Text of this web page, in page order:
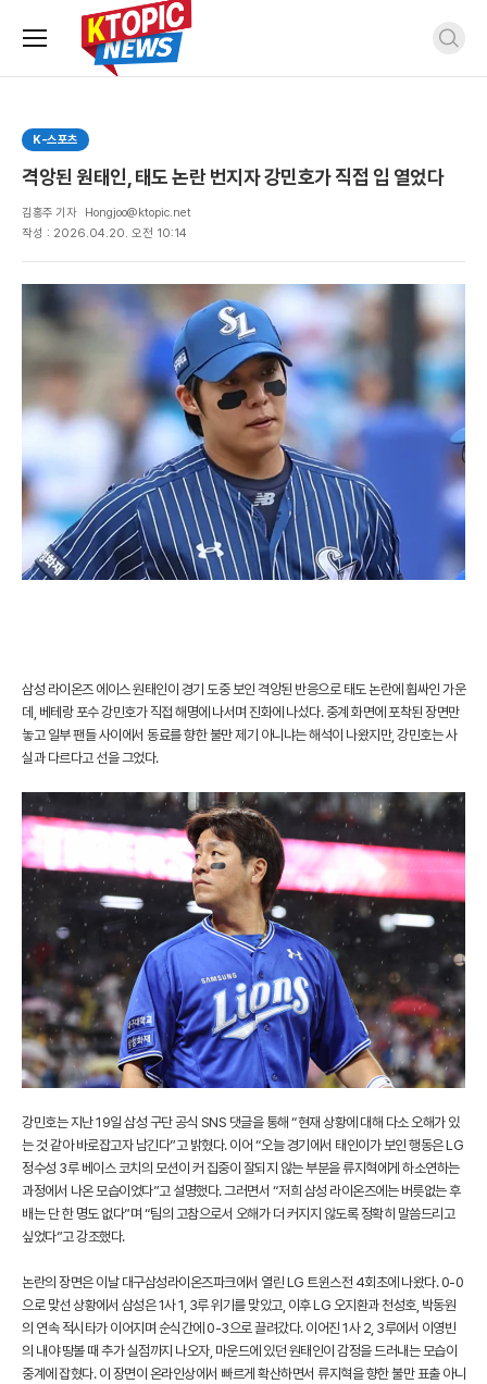
검
주
스
메
뉴
펼
치
기
K-스포츠
격앙된 원태인, 태도 논란 번지자 강민호가 직접 입 열었다
김홍주 기자
Hongjoo@ktopic.net
작성 : 2026.04.20. 오전 10:14
삼성 라이온즈 에이스 원태인이 경기 도중 보인 격앙된 반응으로 태도 논란에 휩싸인 가운
데, 베테랑 포수 강민호가 직접 해명에 나서며 진화에 나섰다. 중계 화면에 포착된 장면만
놓고 일부 팬들 사이에서 동료를 향한 불만 제기 아니냐는 해석이 나왔지만, 강민호는 사
실과 다르다고 선을 그었다.
강민호는 지난 19일 삼성 구단 공식 SNS 댓글을 통해 “현재 상황에 대해 다소 오해가 있
는 것 같아 바로잡고자 남긴다”고 밝혔다. 이어 “오늘 경기에서 태인이가 보인 행동은 LG
정수성 3루 베이스 코치의 모션이 커 집중이 잘되지 않는 부분을 류지혁에게 하소연하는
과정에서 나온 모습이었다”고 설명했다. 그러면서 “저희 삼성 라이온즈에는 버릇없는 후
배는 단 한 명도 없다”며 “팀의 고참으로서 오해가 더 커지지 않도록 정확히 말씀드리고
싶었다”고 강조했다.
논란의 장면은 이날 대구삼성라이온즈파크에서 열린 LG 트윈스전 4회초에 나왔다. 0-0
으로 맞선 상황에서 삼성은 1사 1, 3루 위기를 맞았고, 이후 LG 오지환과 천성호, 박동원
의 연속 적시타가 이어지며 순식간에 0-3으로 끌려갔다. 이어진 1사 2, 3루에서 이영빈
의 내야 땅볼 때 추가 실점까지 나오자, 마운드에 있던 원태인이 감정을 드러내는 모습이
중계에 잡혔다. 이 장면이 온라인상에서 빠르게 확산하면서 류지혁을 향한 불만 표출 아니